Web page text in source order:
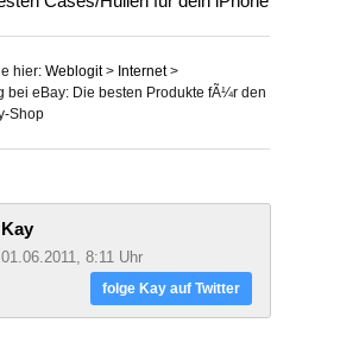
hier: Weblogit> Internet>
bei eBay: Die besten Produkte fÃ¼r den
Shop
Kay
01.06.2011, 8:11 Uhr
folge Kay auf Twitter